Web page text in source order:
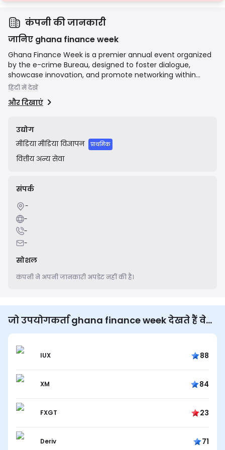
कंपनी की जानकारी
जानिए ghana finance week
Ghana Finance Week is a premier annual event organized
by the e-crime Bureau, designed to foster dialogue,
showcase innovation, and promote networking within
Ghana's financial ecosystem. The event gathers key
stakeholders including bankers, insurers, fintech innovators,
regulators, and government officials to discuss critical
transformation, cybersecurity, financial inclusion, and
policy-making. Its mission is to create a platform that
drives the evolution of the financial services industry in
Ghana through collaboration and knowledge sharing.
हिंदी में देखें
और दिखाएं
उद्योग
मीडिया मीडिया विज्ञापन प्राथमिक
वित्तीय अन्य सेवा
संपर्क
-
-
-
-
सोशल
कंपनी ने अपनी जानकारी अपडेट नहीं की है।
जो उपयोगकर्ता ghana finance week देखते हैं वे
भी देखते हैं...
IUX 88
XM 84
FXGT 23
Deriv 71